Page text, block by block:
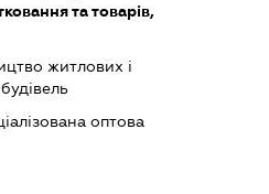
та товарів,
житлових і
оптова